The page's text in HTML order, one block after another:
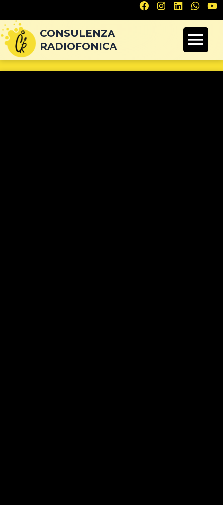
CONSULENZA
RADIOFONICA